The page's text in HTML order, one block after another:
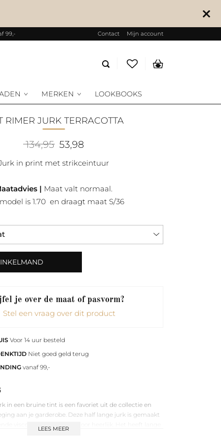
99,- Contact Mijn account
Producten
zoeken
MERKEN LOOKBOOKS
RIMER JURK TERRACOTTA
134,95 Oorspronkelijke
prijs
was:
53,98Huidige
is:
in print met strikceintuur
| Maat valt normaal.
is 1.70 en draagt maat S/36
je over de maat of pasvorm?
Stel een vraag over dit product
Voor 14 uur besteld
Niet goed geld terug
vanaf 99,-
in een bruine tint is een favoriet uit de collectie en
aan je garderobe. Deze half lange jurk is gemaakt
LEES MEER